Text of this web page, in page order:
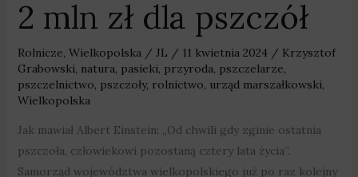
2 mln zł dla pszczół
Rolnicze Wielkopolska / JL / 11 kwietnia 2024 / Krzysztof
Grabowski natura pasieki przyroda pszczelarze
pszczelnictwo pszczoły, rolnictwo urząd marszałkowski
Wielkopolska
Jak mawiał Albert Einstein: „Od chwili gdy zginie ostatnia
pszczoła, człowiekowi pozostaną cztery lata życia”.
Samorząd województwa wielkopolskiego już po raz kolejny